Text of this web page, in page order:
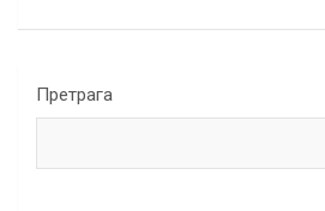
Претрага